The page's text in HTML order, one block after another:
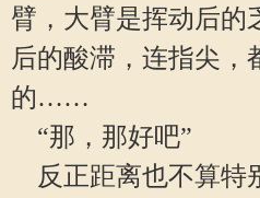
臂，大臂是挥动后的
后的酸滞，连指尖，
的……
“那，那好吧”
反正距离也不算特